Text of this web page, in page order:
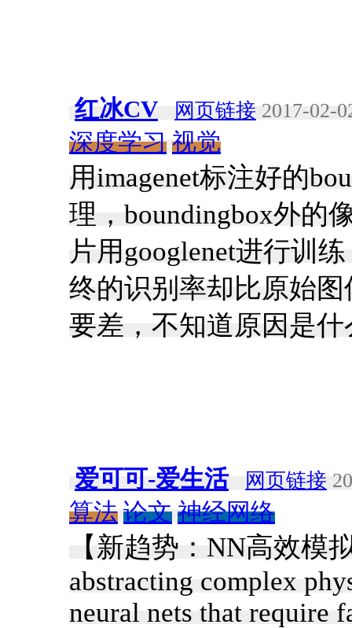
红冰CV 网页链接 2017-02-
深度学习 视觉
用imagenet标注好的
理，boundingbox外的
片用googlenet进行训
终的识别率却比原始
要差，不知道原因是什
爱可可-爱生活 网页链接
算法 论文 神经网络
【新趋势：NN高效模
abstracting complex
neural nets that require